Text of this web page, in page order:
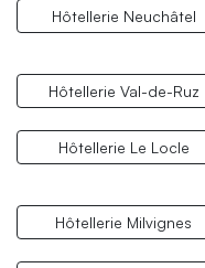
Hôtellerie Neuchâtel
Hôtellerie Val-de-Ruz
Hôtellerie Le Locle
Hôtellerie Milvignes